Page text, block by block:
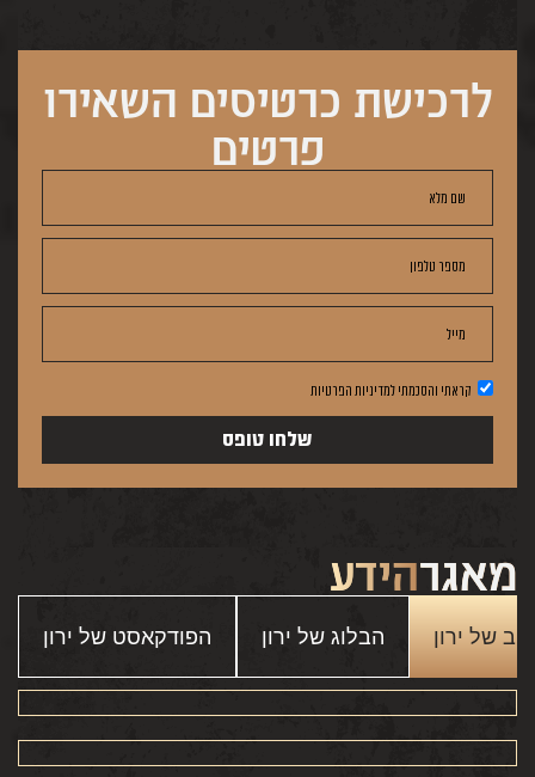
לרכישת כרטיסים השאירו
פרטים
שם מלא
מספר טלפון
מייל
קראתי והסכמתי למדיניות הפרטיות
שלחו טופס
מאגרהידע
של ירון הבלוג של ירון הפודקאסט של ירון